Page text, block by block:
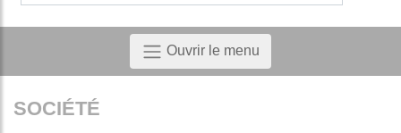
Ouvrir le menu
SOCIÉTÉ